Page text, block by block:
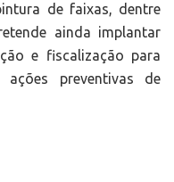
de faixas, dentre
ainda implantar
e fiscalização para
preventivas de